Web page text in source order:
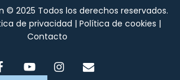
© 2025 Todos los derechos reservados.
de privacidad |Política de cookies |
Contacto
youtubeinstagram
email